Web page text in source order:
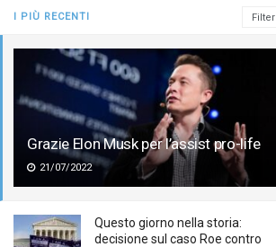
I PIÙ RECENTI Filter
Grazie Elon Musk per l’assist pro-life
21/07/2022
Questo giorno nella storia:
decisione sul caso Roe contro